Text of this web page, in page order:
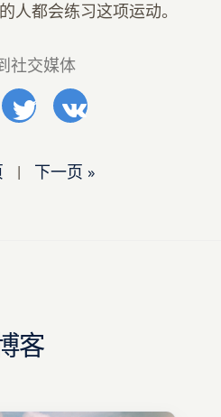
人都会练习这项运动。
社交媒体
| 下一页 »
客